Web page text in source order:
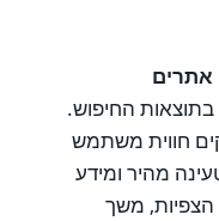
אתרים
החיפוש.
חווית משתמש
מהיר ומידע
משך